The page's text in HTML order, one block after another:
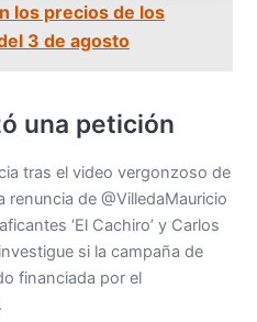
los precios de los
3 de agosto
una petición
tras el video vergonzoso de
renuncia de @VilledaMauricio
‘El Cachiro’ y Carlos
si la campaña de
financiada por el